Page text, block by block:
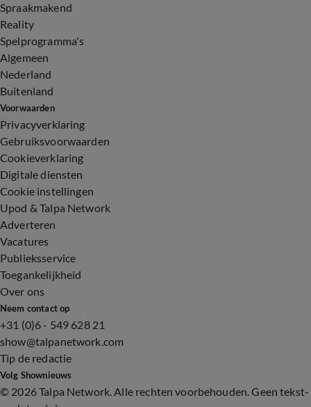
Spraakmakend
Reality
Spelprogramma's
Algemeen
Nederland
Buitenland
Voorwaarden
Privacyverklaring
Gebruiksvoorwaarden
Cookieverklaring
Digitale diensten
Cookie instellingen
Upod & Talpa Network
Adverteren
Vacatures
Publieksservice
Toegankelijkheid
Over ons
Neem contact op
+31 (0)6 - 549 628 21
show@talpanetwork.com
Tip de redactie
Volg Shownieuws
© 2026 Talpa Network. Alle rechten voorbehouden. Geen tekst-